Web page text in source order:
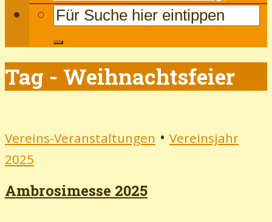
Tag - Weihnachtsfeier
Vereins-Veranstaltungen • Vereinsjahr
2025
Ambrosimesse 2025